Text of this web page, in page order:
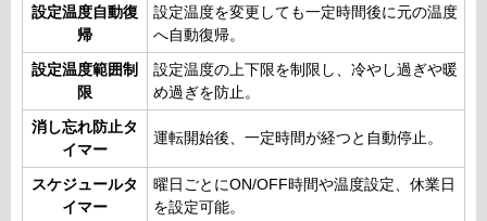
設定温度自動復
帰
設定温度を変更しても一定時間後に元の温度
へ自動復帰。
設定温度範囲制
限
設定温度の上下限を制限し、冷やし過ぎや暖
め過ぎを防止。
消し忘れ防止タ
イマー
運転開始後、一定時間が経つと自動停止。
スケジュールタ
イマー
曜日ごとにON/OFF時間や温度設定、休業日
を設定可能。